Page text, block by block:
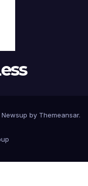
Newsup by Themeansar.